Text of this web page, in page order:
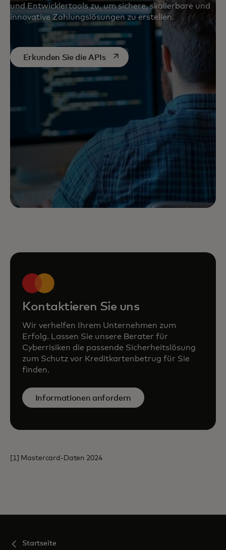
und Entwicklertools zu, um sichere, skalierbare und
innovative Zahlungslösungen zu erstellen.
Erkunden Sie die APIswird in einer neuen
Kontaktieren Sie uns
Wir verhelfen Ihrem Unternehmen zum
Erfolg. Lassen Sie unsere Berater für
Cyberrisiken die passende Sicherheitslösung
zum Schutz vor Kreditkartenbetrug für Sie
finden.
Informationen anfordern
[1] Mastercard-Daten 2024
Startseite